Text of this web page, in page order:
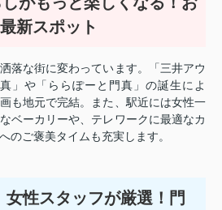
新スポット
落な街に変わっています。「三井アウ
」や「ららぽーと門真」の誕生によ
も地元で完結。また、駅近には女性一
ベーカリーや、テレワークに最適なカ
のご褒美タイムも充実します。
性スタッフが厳選！門